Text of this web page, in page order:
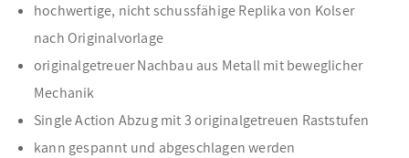
hochwertige, nicht schussfähige Replika von Kolser
nach Originalvorlage
originalgetreuer Nachbau aus Metall mit beweglicher
Mechanik
Single Action Abzug mit 3 originalgetreuen Raststufen
kann gespannt und abgeschlagen werden